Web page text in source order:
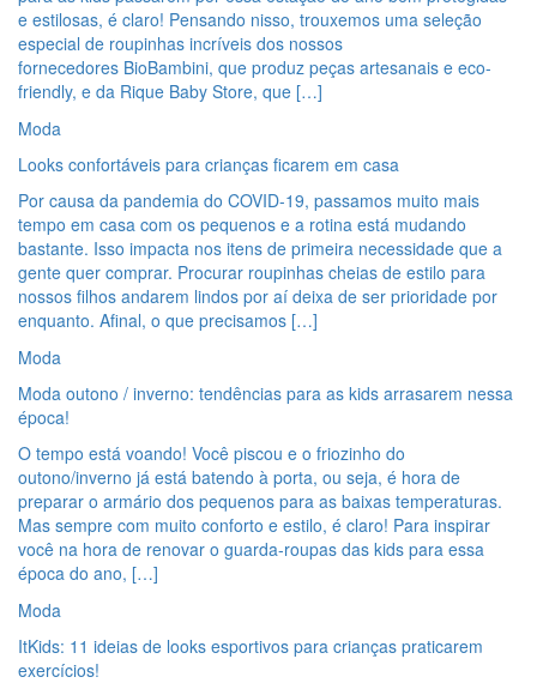
e estilosas, é claro! Pensando nisso, trouxemos uma seleção
especial de roupinhas incríveis dos nossos
fornecedores BioBambini, que produz peças artesanais e eco-
friendly, e da Rique Baby Store, que […]
Moda
Looks confortáveis para crianças ficarem em casa
Por causa da pandemia do COVID-19, passamos muito mais
tempo em casa com os pequenos e a rotina está mudando
bastante. Isso impacta nos itens de primeira necessidade que a
gente quer comprar. Procurar roupinhas cheias de estilo para
nossos filhos andarem lindos por aí deixa de ser prioridade por
enquanto. Afinal, o que precisamos […]
Moda
Moda outono / inverno: tendências para as kids arrasarem nessa
época!
O tempo está voando! Você piscou e o friozinho do
outono/inverno já está batendo à porta, ou seja, é hora de
preparar o armário dos pequenos para as baixas temperaturas.
Mas sempre com muito conforto e estilo, é claro! Para inspirar
você na hora de renovar o guarda-roupas das kids para essa
época do ano, […]
Moda
ItKids: 11 ideias de looks esportivos para crianças praticarem
exercícios!